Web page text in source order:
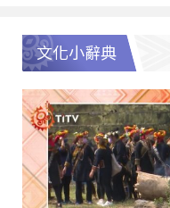
文化小辭典